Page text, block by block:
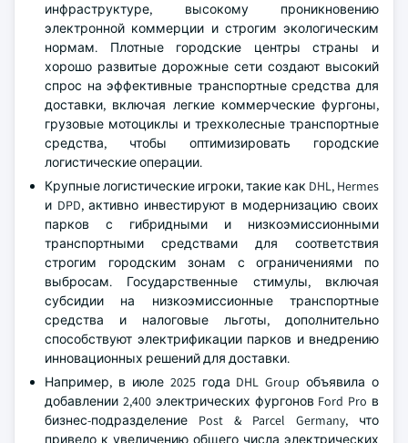
инфраструктуре, высокому проникновению
электронной коммерции и строгим экологическим
нормам. Плотные городские центры страны и
хорошо развитые дорожные сети создают высокий
спрос на эффективные транспортные средства для
доставки, включая легкие коммерческие фургоны,
грузовые мотоциклы и трехколесные транспортные
средства, чтобы оптимизировать городские
логистические операции.
Крупные логистические игроки, такие как DHL, Hermes
и DPD, активно инвестируют в модернизацию своих
парков с гибридными и низкоэмиссионными
транспортными средствами для соответствия
строгим городским зонам с ограничениями по
выбросам. Государственные стимулы, включая
субсидии на низкоэмиссионные транспортные
средства и налоговые льготы, дополнительно
способствуют электрификации парков и внедрению
инновационных решений для доставки.
Например, в июле 2025 года DHL Group объявила о
добавлении 2,400 электрических фургонов Ford Pro в
бизнес-подразделение Post & Parcel Germany, что
привело к увеличению общего числа электрических